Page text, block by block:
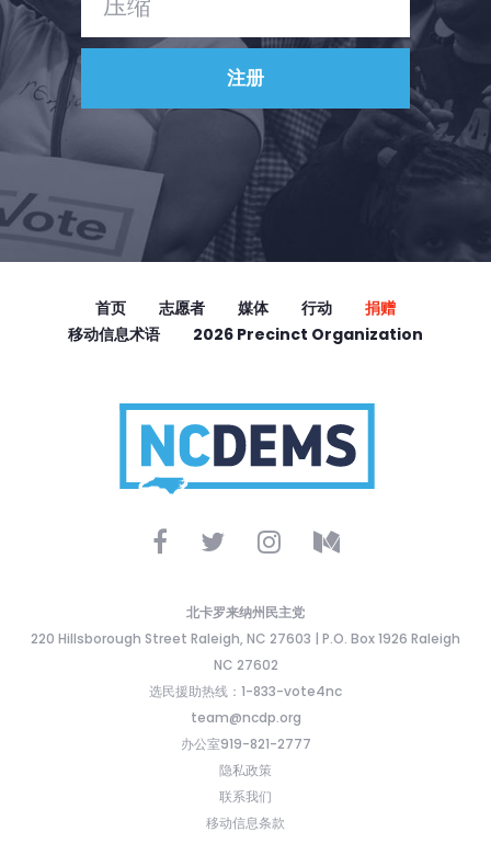
首页 志愿者 媒体 行动
捐赠
移动信息术语
2026 Precinct Organization
北卡罗来纳州民主党
220 Hillsborough Street Raleigh, NC 27603 | P.O. Box 1926 Raleigh
NC 27602
选民援助热线：1-833-vote4nc
team@ncdp.org
办公室919-821-2777
隐私政策
联系我们
移动信息条款